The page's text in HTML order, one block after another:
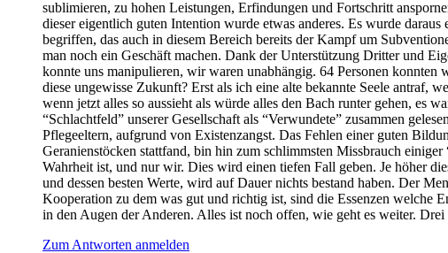
sublimieren, zu hohen Leistungen, Erfindungen und Fortschritt
dieser eigentlich guten Intention wurde etwas anderes. Es wurde
begriffen, das auch in diesem Bereich bereits der Kampf um
man noch ein Geschäft machen. Dank der Unterstützung Dritter und
konnte uns manipulieren, wir waren unabhängig. 64 Personen
diese ungewisse Zukunft? Erst als ich eine alte bekannte Seele antraf,
wenn jetzt alles so aussieht als würde alles den Bach runter gehen, es
“Schlachtfeld” unserer Gesellschaft als “Verwundete” zusammen
Pflegeeltern, aufgrund von Existenzangst. Das Fehlen einer guten
Geranienstöcken stattfand, bin hin zum schlimmsten Missbrauch
Wahrheit ist, und nur wir. Dies wird einen tiefen Fall geben. Je höher
und dessen besten Werte, wird auf Dauer nichts bestand haben. Der
Kooperation zu dem was gut und richtig ist, sind die Essenzen welche
in den Augen der Anderen. Alles ist noch offen, wie geht es weiter.
Zum Antworten anmelden